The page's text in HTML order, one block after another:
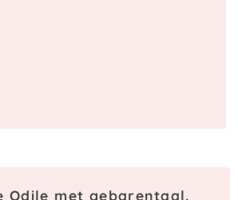
Odile met gebarentaal.